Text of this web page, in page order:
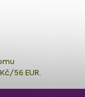
56 EUR.